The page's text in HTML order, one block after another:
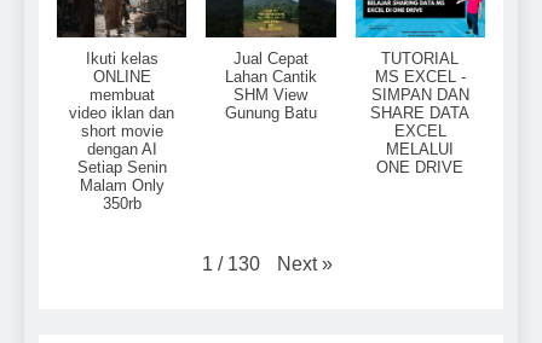
Ikuti kelas
ONLINE
membuat
video iklan dan
short movie
dengan AI
Setiap Senin
Malam Only
350rb
Jual Cepat
Lahan Cantik
SHM View
Gunung Batu
TUTORIAL
MS EXCEL -
SIMPAN DAN
SHARE DATA
EXCEL
MELALUI
ONE DRIVE
1 / 130 Next »